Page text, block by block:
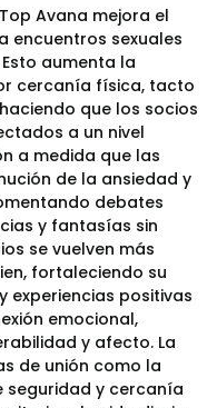
Avana mejora el
encuentros sexuales
aumenta la
cercanía física, tacto
que los socios
a un nivel
a medida que las
de la ansiedad y
debates
y fantasías sin
se vuelven más
fortaleciendo su
experiencias positivas
emocional,
y afecto. La
de unión como la
seguridad y cercanía